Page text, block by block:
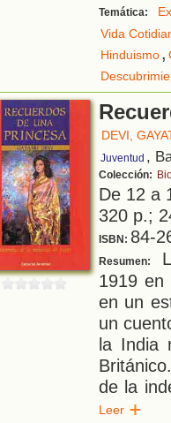
Temática:
Vida
Hinduismo,
DEVI,
Juventud ,
Colección:
De 12 a
320 p.;
ISBN: 84-
Resumen:
1919 en
en un
un
la India
de la
Leer